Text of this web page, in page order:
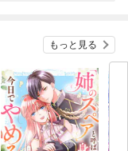
もっと見る